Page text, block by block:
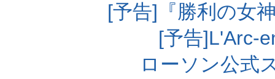
[予告]『勝利の女
[予告]L'Arc-
ローソン公式